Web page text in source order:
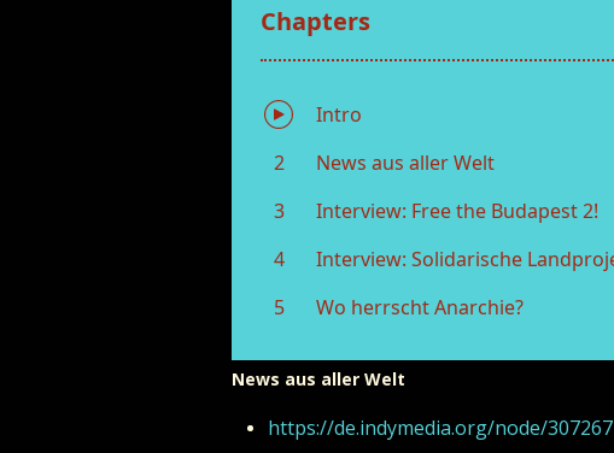
News aus aller Welt
https://de.indymedia.org/node/307267